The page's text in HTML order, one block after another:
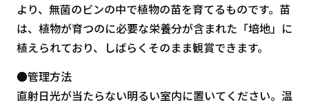
より、無菌のビンの中で植物の苗を育てるものです。苗
は、植物が育つのに必要な栄養分が含まれた「培地」に
植えられており、しばらくそのまま観賞できます。
●管理方法
直射日光が当たらない明るい室内に置いてください。温